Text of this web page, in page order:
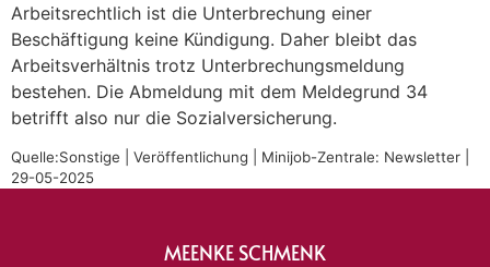
Arbeitsrechtlich ist die Unterbrechung einer
Beschäftigung keine Kündigung. Daher bleibt das
Arbeitsverhältnis trotz Unterbrechungsmeldung
bestehen. Die Abmeldung mit dem Meldegrund 34
betrifft also nur die Sozialversicherung.
Quelle:Sonstige | Veröffentlichung | Minijob-Zentrale: Newsletter |
29-05-2025
MEENKE SCHMENK